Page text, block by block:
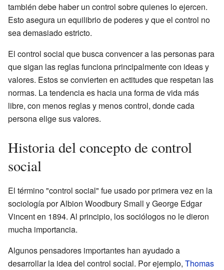
también debe haber un control sobre quienes lo ejercen.
Esto asegura un equilibrio de poderes y que el control no
sea demasiado estricto.
El control social que busca convencer a las personas para
que sigan las reglas funciona principalmente con ideas y
valores. Estos se convierten en actitudes que respetan las
normas. La tendencia es hacia una forma de vida más
libre, con menos reglas y menos control, donde cada
persona elige sus valores.
Historia del concepto de control
social
El término "control social" fue usado por primera vez en la
sociología por Albion Woodbury Small y George Edgar
Vincent en 1894. Al principio, los sociólogos no le dieron
mucha importancia.
Algunos pensadores importantes han ayudado a
desarrollar la idea del control social. Por ejemplo, Thomas